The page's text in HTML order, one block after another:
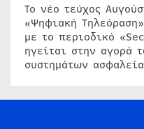
Το νέο τεύχος
«Ψηφιακή
με το περιοδικό
ηγείται στην αγορά
συστημάτων